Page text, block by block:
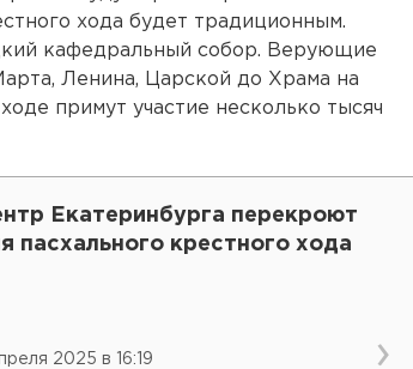
хода будет традиционным.
кафедральный собор. Верующие
Ленина, Царской до Храма на
примут участие несколько тысяч
Екатеринбурга перекроют
пасхального крестного хода
2025 в 16:19